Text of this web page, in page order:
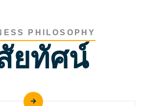
PHILOSOPHY
ยทัศน์